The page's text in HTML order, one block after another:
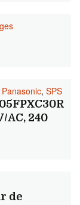
Panasonic, SPS
AC, 240
de